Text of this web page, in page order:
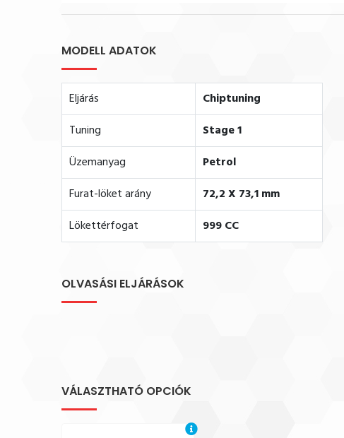
MODELL ADATOK
Eljárás
Chiptuning
Tuning
Stage 1
Üzemanyag
Petrol
Furat-löket arány
72,2 X 73,1 mm
Lökettérfogat
999 CC
OLVASÁSI ELJÁRÁSOK
VÁLASZTHATÓ OPCIÓK